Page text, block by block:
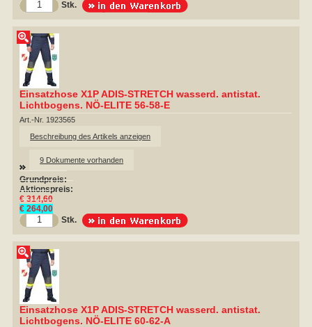
Stk.
Einsatzhose X1P ADIS-STRETCH wasserd. antistat.
Lichtbogens. NÖ-ELITE 56-58-E
Art.-Nr. 1923565
Beschreibung des Artikels anzeigen
9 Dokumente vorhanden
Grundpreis:
Aktionspreis:
€ 314,60
€ 264,00
Stk.
Einsatzhose X1P ADIS-STRETCH wasserd. antistat.
Lichtbogens. NÖ-ELITE 60-62-A